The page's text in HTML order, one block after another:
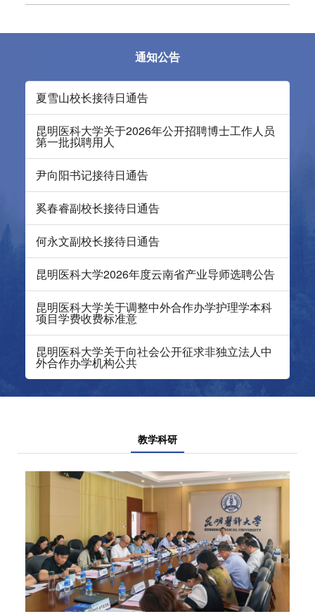
通知公告
夏雪山校长接待日通告
昆明医科大学关于2026年公开招聘博士工作人员
第一批拟聘用人
尹向阳书记接待日通告
奚春睿副校长接待日通告
何永文副校长接待日通告
昆明医科大学2026年度云南省产业导师选聘公告
昆明医科大学关于调整中外合作办学护理学本科
项目学费收费标准意
昆明医科大学关于向社会公开征求非独立法人中
外合作办学机构公共
教学科研